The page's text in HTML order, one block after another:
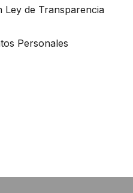
Ley de Transparencia
Personales